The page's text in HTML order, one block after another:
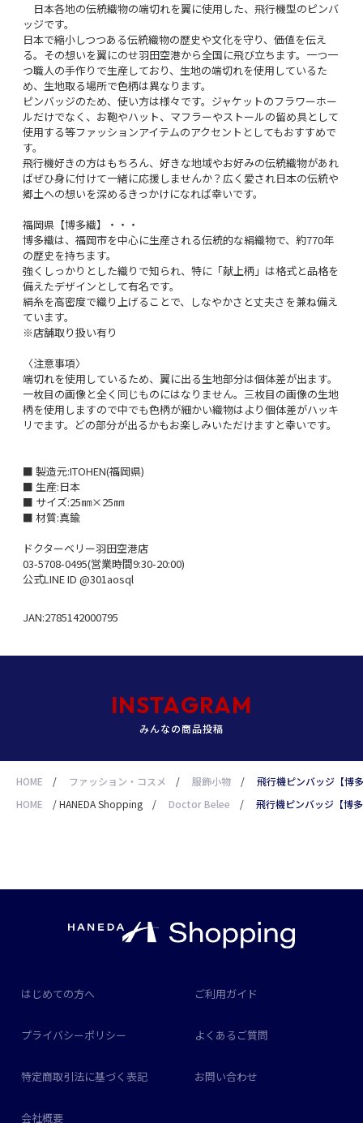
HOME / ファッション・コスメ / 服飾小物 /
飛行機ピンバッジ【博
HOME
/HANEDA Shopping / Doctor Belee / 飛行機ピンバッジ【博
日本各地の伝統織物の端切れを翼に使用した、飛行機型のピンバ
ッジです。
日本で縮小しつつある伝統織物の歴史や文化を守り、価値を伝え
る。その想いを翼にのせ羽田空港から全国に飛び立ちます。一つ一
つ職人の手作りで生産しており、生地の端切れを使用しているた
め、生地取る場所で色柄は異なります。
ピンバッジのため、使い方は様々です。ジャケットのフラワーホー
ルだけでなく、お鞄やハット、マフラーやストールの留め具として
使用する等ファッションアイテムのアクセントとしてもおすすめで
す。
飛行機好きの方はもちろん、好きな地域やお好みの伝統織物があれ
ばぜひ身に付けて一緒に応援しませんか？広く愛され日本の伝統や
郷土への想いを深めるきっかけになれば幸いです。
福岡県【博多織】・・・
博多織は、福岡市を中心に生産される伝統的な絹織物で、約770年
の歴史を持ちます。
強くしっかりとした織りで知られ、特に「献上柄」は格式と品格を
備えたデザインとして有名です。
絹糸を高密度で織り上げることで、しなやかさと丈夫さを兼ね備え
ています。
※店舗取り扱い有り
〈注意事項〉
端切れを使用しているため、翼に出る生地部分は個体差が出ます。
一枚目の画像と全く同じものにはなりません。三枚目の画像の生地
柄を使用しますので中でも色柄が細かい織物はより個体差がハッキ
リでます。どの部分が出るかもお楽しみいただけますと幸いです。
■ 製造元:ITOHEN(福岡県)
■ 生産:日本
■ サイズ:25㎜×25㎜
■ 材質:真鍮
ドクターベリー羽田空港店
03-5708-0495(営業時間9:30-20:00)
公式LINE ID @301aosql
JAN:2785142000795
INSTAGRAM
みんなの商品投稿
はじめての方へ ご利用ガイド
プライバシーポリシー よくあるご質問
特定商取引法に基づく表記 お問い合わせ
会社概要